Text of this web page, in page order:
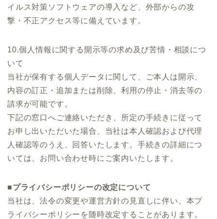
イルス対策ソフトウェアの導入など、外部からの攻
撃・不正アクセス等に備えています。
10.個人情報に関する開示等の求め及び苦情・相談につ
いて
当社が保有する個人データに関して、ご本人は開示、
内容の訂正・追加または削除、利用の停止・消去等の
請求が可能です。
下記の窓口へご連絡いただき、所定の手続きに従って
お申し出いただいた場合、当社は本人確認および代理
人確認等のうえ、回答いたします。手続きの詳細につ
いては、お問い合わせ時にご案内いたします。
■プライバシーポリシーの改定について
当社は、法令の変更や運営方針の見直しに伴い、本プ
ライバシーポリシーを随時改定することがあります。